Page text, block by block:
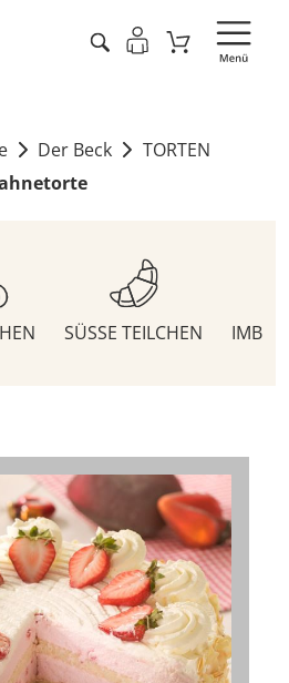
Der Beck
TORTEN
SÜSSE TEILCHEN